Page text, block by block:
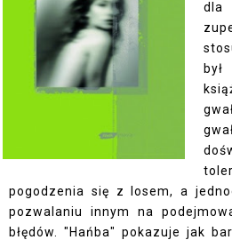
dla
pogodzenia się z losem, a
pozwalaniu innym na
błędów. "Hańba" pokazuje jak